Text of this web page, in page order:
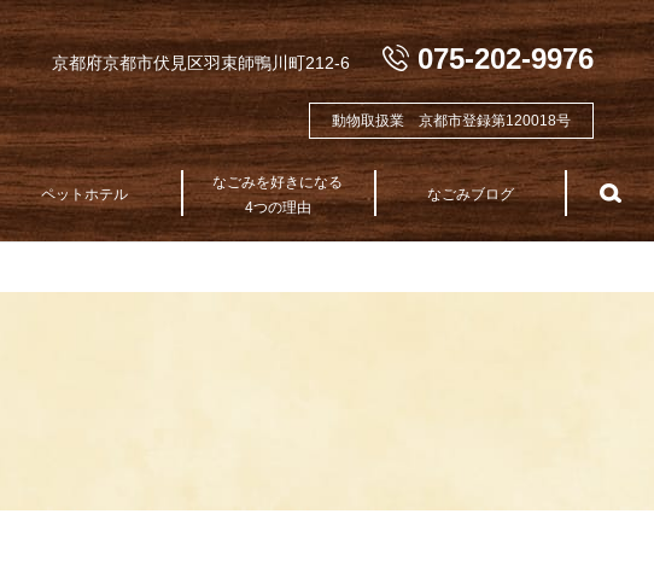
京都府京都市伏見区羽束師鴨川町212-6 075-202-9976
動物取扱業 京都市登録第120018号
ペットホテル
なごみを好きになる
4つの理由
なごみブログ